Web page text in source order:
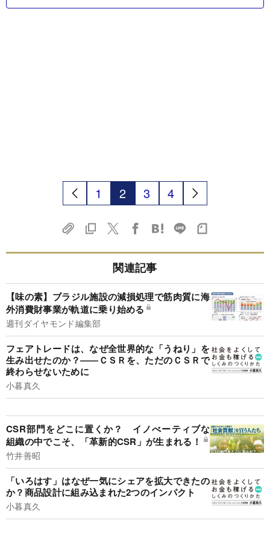
1 2 3 4
関連記事
【味の素】ブラジル施設の減損処理で筋肉質に海
外消費財事業が軌道に乗り始める
週刊ダイヤモンド編集部
フェアトレードは、なぜ全世界的な「うねり」を
生み出せたのか？――ＣＳＲを、ただのＣＳＲで
終わらせないために
小暮真久
CSR部門をどこに置くか？ イノべーティブな
組織の中でこそ、「革新的CSR」が生まれる！
竹井善昭
「いろはす」はなぜ一気にシェアを拡大できたの
か？商品設計に組み込まれた2つのインパクト
小暮真久